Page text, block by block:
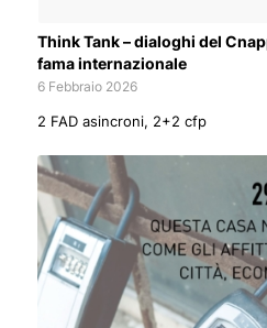
Think Tank – dialoghi del
fama internazionale
6 Febbraio 2026
2 FAD asincroni, 2+2 cfp